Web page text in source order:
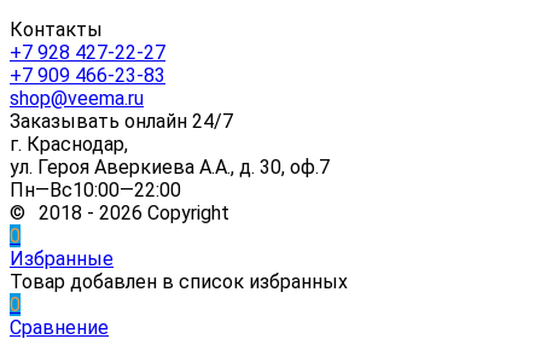
Контакты
+7 928 427-22-27
+7 909 466-23-83
shop@veema.ru
Заказывать онлайн 24/7
г. Краснодар,
ул. Героя Аверкиева А.А., д. 30, оф.7
Пн—Вс10:00—22:00
© 2018 - 2026 Copyright
0
Избранные
Товар добавлен в список избранных
0
Сравнение